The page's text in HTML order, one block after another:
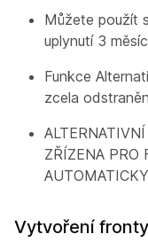
Můžete použít
uplynutí 3
Funkce
zcela
ZŘÍZENA PRO
Vytvoření